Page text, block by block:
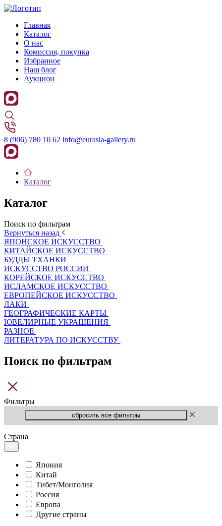
Главная
Каталог
О нас
Комиссия, покупка
Избранное
Наш блог
Аукцион
8 (906) 780 10 62 info@eurasia-gallery.ru
Каталог
Каталог
Поиск по фильтрам
Вернуться назад
ЯПОНСКОЕ ИСКУССТВО
КИТАЙСКОЕ ИСКУССТВО
БУДДЫ ТХАНКИ
ИСКУССТВО РОССИИ
КОРЕЙСКОЕ ИСКУССТВО
ИСЛАМСКОЕ ИСКУССТВО
ЕВРОПЕЙСКОЕ ИСКУССТВО
ЛАКИ
ГЕОГРАФИЧЕСКИЕ КАРТЫ
ЮВЕЛИРНЫЕ УКРАШЕНИЯ
РАЗНОЕ
ЛИТЕРАТУРА ПО ИСКУССТВУ
Поиск по фильтрам
Фильтры
Страна
Япония
Китай
Тибет/Монголия
Россия
Европа
Другие страны